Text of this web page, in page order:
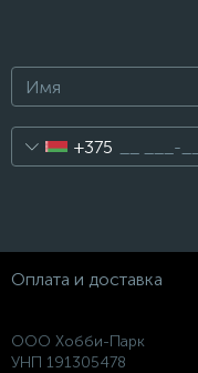
+375
Оплата и доставка
ООО Хобби-Парк
УНП 191305478